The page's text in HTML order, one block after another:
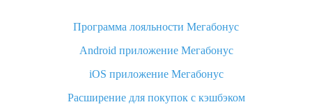
Как узнать, куда пришла посылка с Алиэкспресс
Вы отменили заказ на Алиэкспресс, когда вернут деньги?
Что такое баллы на Алиэкспресс, как их получить и
Программа лояльности Мегабонус
Android приложение Мегабонус
iOS приложение Мегабонус
Расширение для покупок с кэшбэком